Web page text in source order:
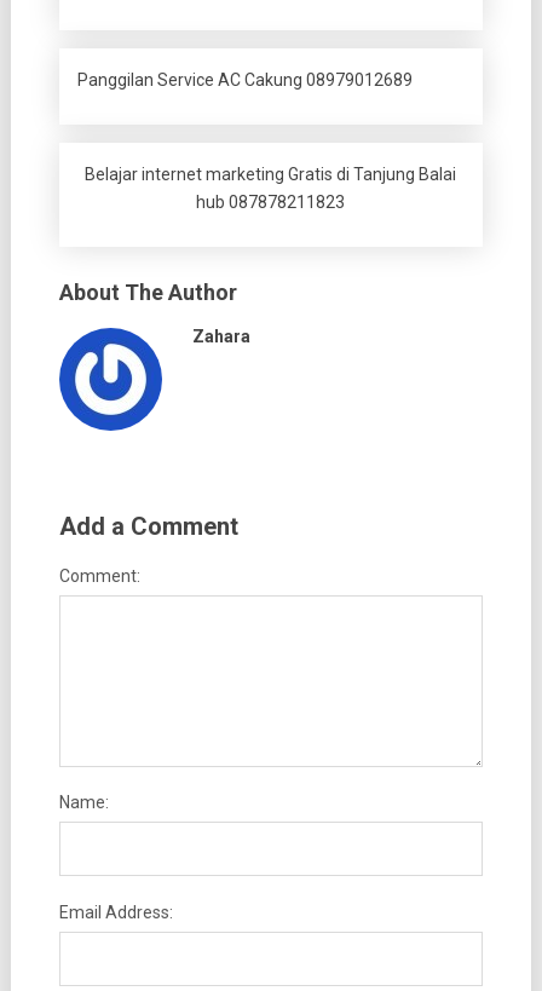
Panggilan Service AC Cakung 08979012689
Belajar internet marketing Gratis di Tanjung Balai
hub 087878211823
About The Author
Zahara
Add a Comment
Comment:
Name:
Email Address: